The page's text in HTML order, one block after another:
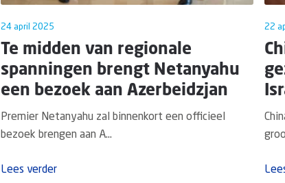
24 april 2025
Te midden van regionale
spanningen brengt Netanyahu
een bezoek aan Azerbeidzjan
Premier Netanyahu zal binnenkort een officieel
bezoek brengen aan A...
Lees verder
22